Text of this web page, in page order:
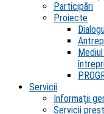
Participări
Proiecte
Servicii
Informații
Servicii